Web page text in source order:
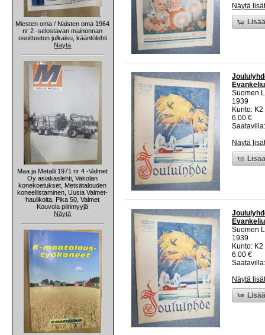
Miesten oma / Naisten oma 1964
nr 2 -selostavan mainonnan
osoitteeton julkaisu, kääntölehti
Näytä
Maa ja Metalli 1971 nr 4 -Valmet
Oy asiakaslehti, Vakolan
konekoetukset, Metsätalouden
koneellistaminen, Uusia Valmet-
haulikoita, Pika 50, Valmet
Kouvola piirimyyjä
Näytä
Näytä
Suomen
1939
Kunto:
6.00 €
Näytä
Suomen
1939
Kunto:
6.00 €
Näytä